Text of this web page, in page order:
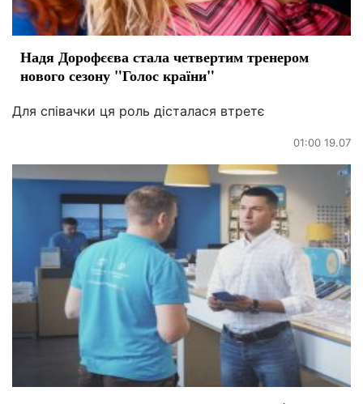
Надя Дорофєєва стала четвертим тренером
нового сезону "Голос країни"
Для співачки ця роль дісталася втретє
01:00 19.07